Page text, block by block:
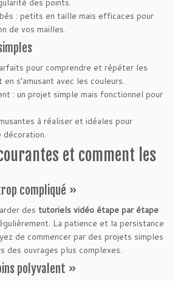
: petits en taille mais efficaces pour
de vos mailles.
pour comprendre et répéter les
s’amusant avec les couleurs.
: un projet simple mais fonctionnel pour
à réaliser et idéales pour
décoration.
et comment les
compliqué »
des tutoriels vidéo étape par étape
La patience et la persistance
de commencer par des projets simples
des ouvrages plus complexes.
polyvalent »